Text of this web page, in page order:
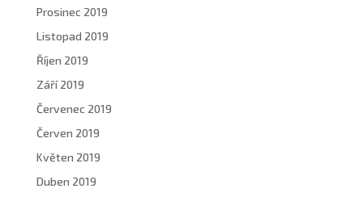
Prosinec 2019
Listopad 2019
Říjen 2019
Září 2019
Červenec 2019
Červen 2019
Květen 2019
Duben 2019